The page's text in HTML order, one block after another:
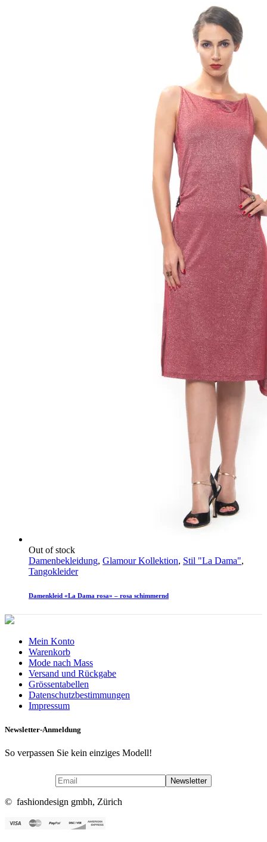
Out of stock
Damenbekleidung, Glamour Kollektion, Stil "La Dama",
Tangokleider
Damenkleid «La Dama rosa» – rosa schimmernd
Mein Konto
Warenkorb
Mode nach Mass
Versand und Rückgabe
Grössentabellen
Datenschutzbestimmungen
Impressum
Newsletter-Anmeldung
So verpassen Sie kein einziges Modell!
© fashiondesign gmbh, Zürich